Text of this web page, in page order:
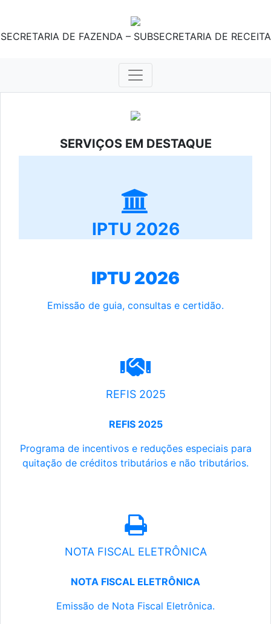
SECRETARIA DE FAZENDA – SUBSECRETARIA DE RECEITA
SERVIÇOS EM DESTAQUE
IPTU 2026
IPTU 2026
Emissão de guia, consultas e certidão.
REFIS 2025
REFIS 2025
Programa de incentivos e reduções especiais para
quitação de créditos tributários e não tributários.
NOTA FISCAL ELETRÔNICA
NOTA FISCAL ELETRÔNICA
Emissão de Nota Fiscal Eletrônica.